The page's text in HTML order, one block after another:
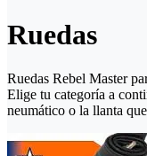
Ruedas
Ruedas Rebel Master
Elige tu categoría a
neumático o la llanta